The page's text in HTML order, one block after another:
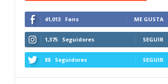
41,013 Fans ME GUSTA
1,375 Seguidores SEGUIR
88 Seguidores SEGUIR